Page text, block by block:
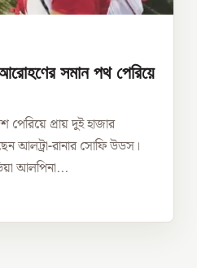
সমান পথ পেরিয়ে
প্রায় দুই হাজার
আলট্রা-রানার সোফি উডস।
আলপিনা...